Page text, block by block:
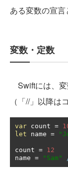
ある変数の宣言
変数・定数
Swiftには、
（「//」以降は
var count =
let name =
count = 12
name = "Sam"